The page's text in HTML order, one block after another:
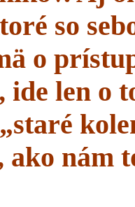
so
o
ide len o
nám